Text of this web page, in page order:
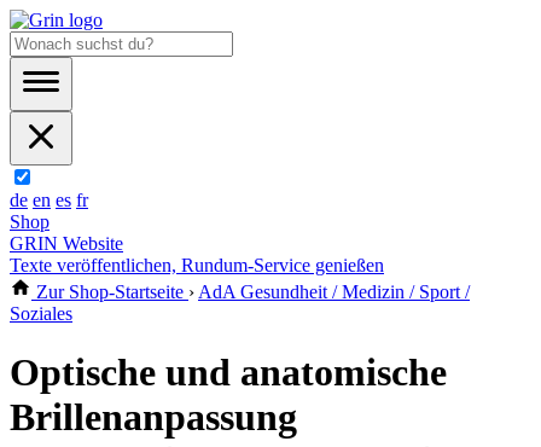
de en es fr
Shop
GRIN Website
Texte veröffentlichen, Rundum-Service genießen
Zur Shop-Startseite › AdA Gesundheit / Medizin / Sport /
Soziales
Optische und anatomische
Brillenanpassung